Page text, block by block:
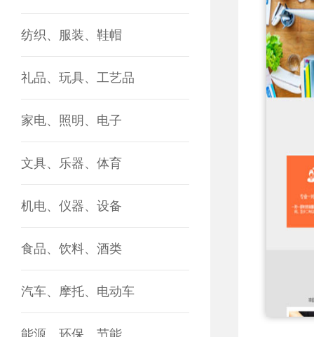
纺织、服装、鞋帽
礼品、玩具、工艺品
家电、照明、电子
文具、乐器、体育
机电、仪器、设备
食品、饮料、酒类
汽车、摩托、电动车
能源、环保、节能